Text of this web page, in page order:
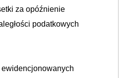
za opóźnienie
podatkowych
ewidencjonowanych